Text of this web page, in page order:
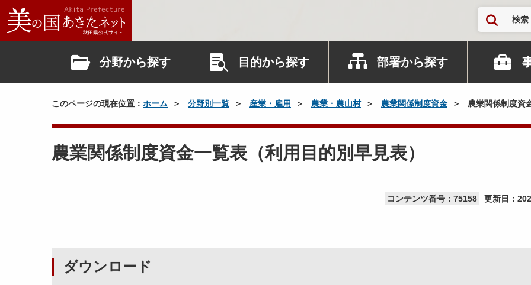
検索
分野から探す 目的から探す 部署から探す
このページの現在位置： ホーム 分野別一覧 産業・雇用 農業・農山村 農業関係制度資金 農業関係制度資
農業関係制度資金一覧表（利用目的別早見表）
コンテンツ番号：75158 更新日：
ダウンロード